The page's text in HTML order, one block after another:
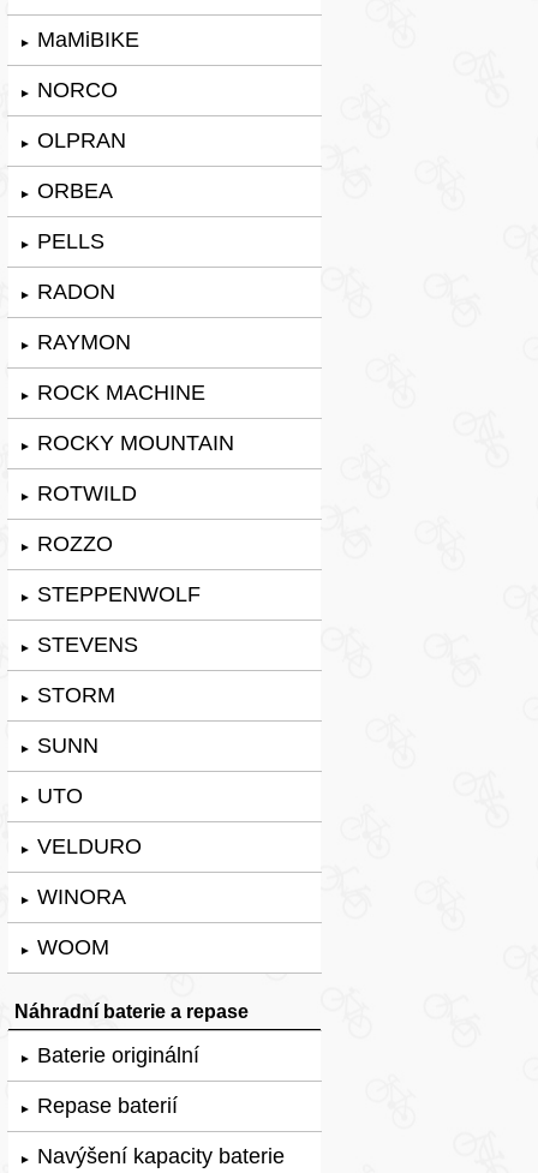
► MaMiBIKE
► NORCO
► OLPRAN
► ORBEA
► PELLS
► RADON
► RAYMON
► ROCK MACHINE
► ROCKY MOUNTAIN
► ROTWILD
► ROZZO
► STEPPENWOLF
► STEVENS
► STORM
► SUNN
► UTO
► VELDURO
► WINORA
► WOOM
Náhradní baterie a repase
► Baterie originální
► Repase baterií
► Navýšení kapacity baterie